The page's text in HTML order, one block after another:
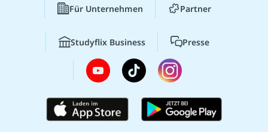
Für Unternehmen Partner
Studyflix Business Presse